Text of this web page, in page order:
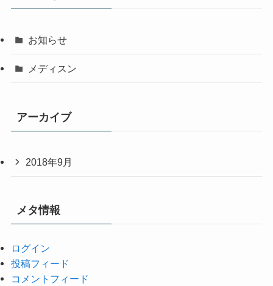
お知らせ
メディスン
アーカイブ
2018年9月
メタ情報
ログイン
投稿フィード
コメントフィード